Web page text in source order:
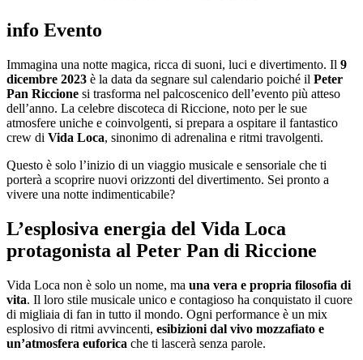
info Evento
Immagina una notte magica, ricca di suoni, luci e divertimento. Il 9
dicembre 2023 è la data da segnare sul calendario poiché il Peter
Pan Riccione si trasforma nel palcoscenico dell’evento più atteso
dell’anno. La celebre discoteca di Riccione, noto per le sue
atmosfere uniche e coinvolgenti, si prepara a ospitare il fantastico
crew di Vida Loca, sinonimo di adrenalina e ritmi travolgenti.
Questo è solo l’inizio di un viaggio musicale e sensoriale che ti
porterà a scoprire nuovi orizzonti del divertimento. Sei pronto a
vivere una notte indimenticabile?
L’esplosiva energia del Vida Loca
protagonista al Peter Pan di Riccione
Vida Loca non è solo un nome, ma una vera e propria filosofia di
vita. Il loro stile musicale unico e contagioso ha conquistato il cuore
di migliaia di fan in tutto il mondo. Ogni performance è un mix
esplosivo di ritmi avvincenti, esibizioni dal vivo mozzafiato e
un’atmosfera euforica che ti lascerà senza parole.